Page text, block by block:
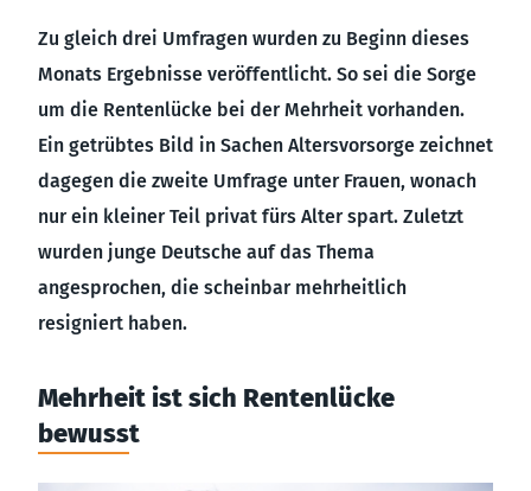
Zu gleich drei Umfragen wurden zu Beginn dieses
Monats Ergebnisse veröffentlicht. So sei die Sorge
um die Rentenlücke bei der Mehrheit vorhanden.
Ein getrübtes Bild in Sachen Altersvorsorge zeichnet
dagegen die zweite Umfrage unter Frauen, wonach
nur ein kleiner Teil privat fürs Alter spart. Zuletzt
wurden junge Deutsche auf das Thema
angesprochen, die scheinbar mehrheitlich
resigniert haben.
Mehrheit ist sich Rentenlücke
bewusst